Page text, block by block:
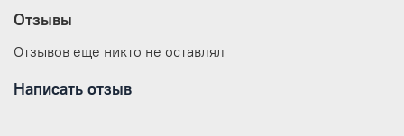
Отзывы
Отзывов еще никто не оставлял
Написать отзыв